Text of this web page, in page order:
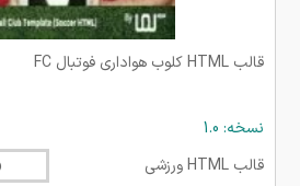
قالب HTML کلوب هواداری فوتبال FC
نسخه: 1.0
قالب HTML ورزشی